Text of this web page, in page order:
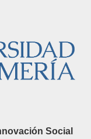
Social